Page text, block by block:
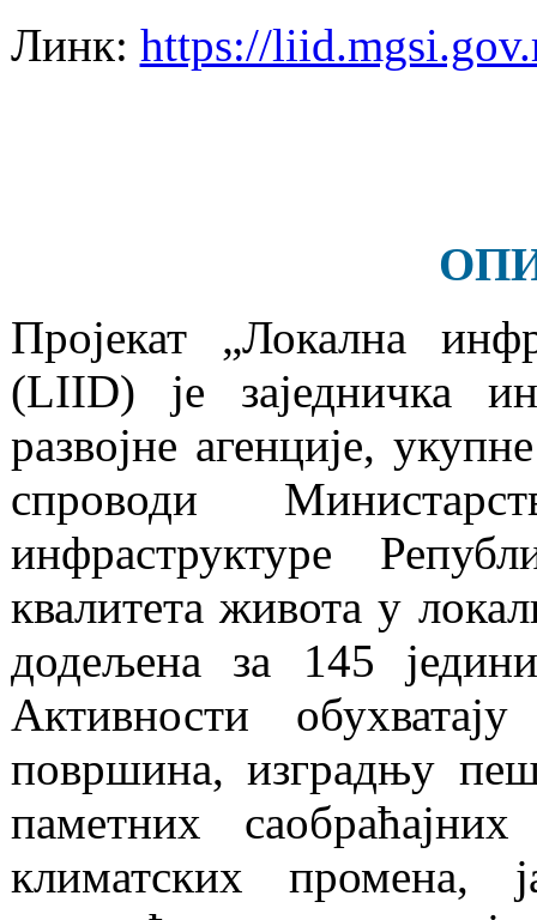
Линк: https://
Пројекат „Локална
(LIID) је заједничка
развојне агенције,
спроводи
инфраструктуре
квалитета живота у
додељена за 145
Активности
површина, изградњу
паметних
климатских промена,